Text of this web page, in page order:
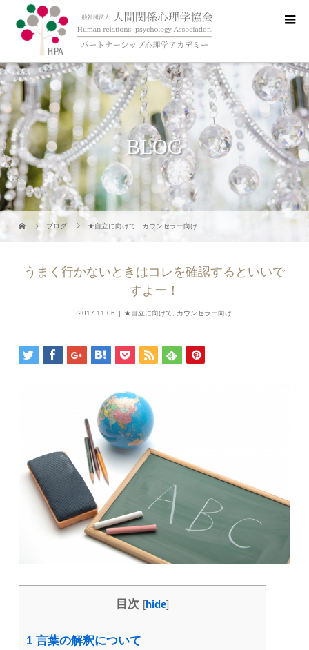
BLOG
ブログ ★自立に向けて カウンセラー向け
うまく行かないときはコレを確認するといいで
すよー！
2017.11.06 ★自立に向けて, カウンセラー向け
目次 [hide]
1 言葉の解釈について